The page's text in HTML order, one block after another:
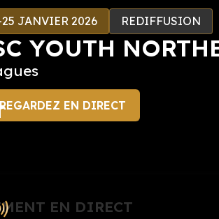
JANVIER 2026 REDIFFUSION
YOUTH
REGARDEZ EN DIRECT
EN DIRECT